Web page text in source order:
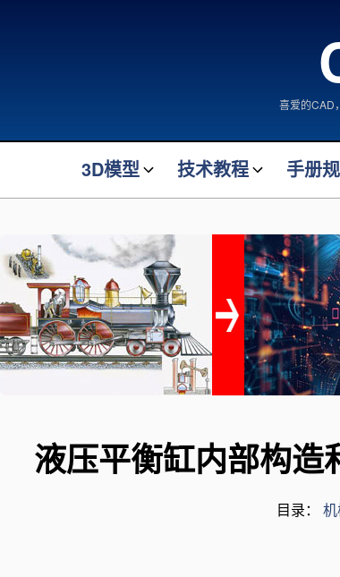
喜爱的CAD
3D模型
机械装置装备
机器人模型
起重吊装
物流转运
电气电子
主机设备
辅机设备
技术教程
机器人方案大师
装车橇设计大师
机械原理
电气控制
机器人技术
自动化技术
机械制图
手册
自动化
机械类
阀门类
仪表类
装卸臂
液压平衡缸内部构
目录：